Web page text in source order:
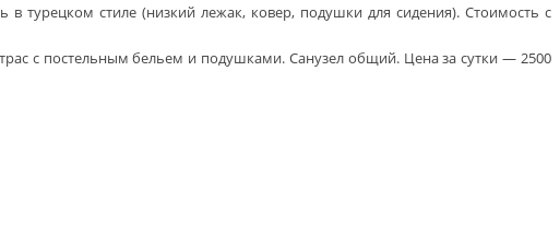
в турецком стиле (низкий лежак, ковер, подушки для сидения). Стоимость с
с постельным бельем и подушками. Санузел общий. Цена за сутки — 2500